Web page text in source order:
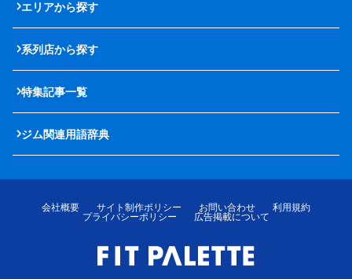
エリアから探す
系列店から探す
特集記事一覧
ジム関連用語辞典
会社概要 サイト制作ポリシー お問い合わせ
利用規約
プライバシーポリシー
広告掲載について